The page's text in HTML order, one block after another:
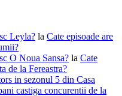
Leyla? la Cate episoade are
O Noua Sansa? la Cate
de la Fereastra?
in sezonul 5 din Casa
castiga concurentii de la